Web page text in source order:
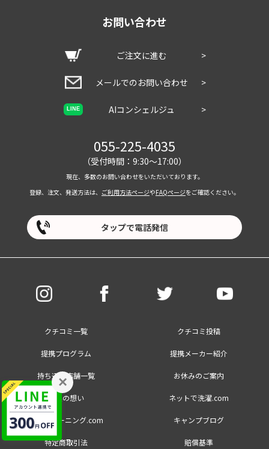
お問い合わせ
ご注文に進む >
メールでのお問い合わせ >
LINE AIコンシェルジュ >
055-225-4035
（受付時間：9:30～17:00）
現在、多数のお問い合わせをいただいております。
登録、注文、発送方法は、 ご利用方法ページやFAQページをご確認ください。
タップで電話発信
クチコミ一覧 クチコミ投稿
提携プログラム 提携メーカー紹介
持ち込み店舗一覧 お休みのご案内
創業の想い ネットで洗濯.com
大量クリーニング.com キャンプブログ
特定商取引法 賠償基準
×